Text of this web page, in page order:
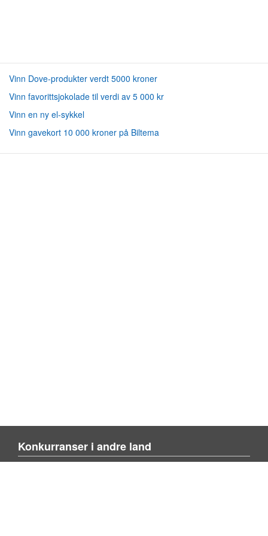
Vinn Dove-produkter verdt 5000 kroner
Vinn favorittsjokolade til verdi av 5 000 kr
Vinn en ny el-sykkel
Vinn gavekort 10 000 kroner på Biltema
Konkurranser i andre land